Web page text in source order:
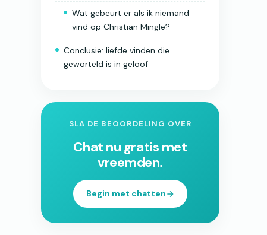
Wat gebeurt er als ik niemand
vind op Christian Mingle?
Conclusie: liefde vinden die
geworteld is in geloof
SLA DE BEOORDELING OVER
Chat nu gratis met
vreemden.
Begin met chatten